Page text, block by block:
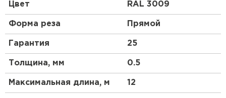
материал для частного коттеджного
Цвет RAL 3009
Форма реза Прямой
Гарантия 25
Толщина, мм 0.5
Максимальная длина, м 12